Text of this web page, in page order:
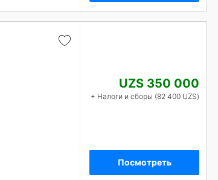
UZS 350 000
+ Налоги и сборы (82 400 UZS)
Посмотреть